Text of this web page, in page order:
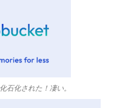
石化された！凄い。